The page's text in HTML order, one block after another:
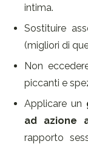
intima.
Sostituire
(migliori di
Non
piccanti e
Applicare un
ad azione
rapporto